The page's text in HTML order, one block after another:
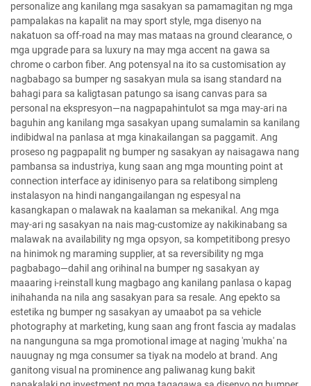
personalize ang kanilang mga sasakyan sa pamamagitan ng mga
pampalakas na kapalit na may sport style, mga disenyo na
nakatuon sa off-road na may mas mataas na ground clearance, o
mga upgrade para sa luxury na may mga accent na gawa sa
chrome o carbon fiber. Ang potensyal na ito sa customisation ay
nagbabago sa bumper ng sasakyan mula sa isang standard na
bahagi para sa kaligtasan patungo sa isang canvas para sa
personal na ekspresyon—na nagpapahintulot sa mga may-ari na
baguhin ang kanilang mga sasakyan upang sumalamin sa kanilang
indibidwal na panlasa at mga kinakailangan sa paggamit. Ang
proseso ng pagpapalit ng bumper ng sasakyan ay naisagawa nang
pambansa sa industriya, kung saan ang mga mounting point at
connection interface ay idinisenyo para sa relatibong simpleng
instalasyon na hindi nangangailangan ng espesyal na
kasangkapan o malawak na kaalaman sa mekanikal. Ang mga
may-ari ng sasakyan na nais mag-customize ay nakikinabang sa
malawak na availability ng mga opsyon, sa kompetitibong presyo
na hinimok ng maraming supplier, at sa reversibility ng mga
pagbabago—dahil ang orihinal na bumper ng sasakyan ay
maaaring i-reinstall kung magbago ang kanilang panlasa o kapag
inihahanda na nila ang sasakyan para sa resale. Ang epekto sa
estetika ng bumper ng sasakyan ay umaabot pa sa vehicle
photography at marketing, kung saan ang front fascia ay madalas
na nangunguna sa mga promotional image at naging 'mukha' na
nauugnay ng mga consumer sa tiyak na modelo at brand. Ang
ganitong visual na prominence ang paliwanag kung bakit